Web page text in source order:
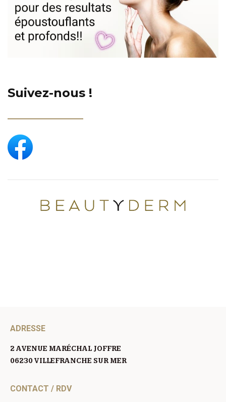
Suivez-nous !
ADRESSE
2 AVENUE MARÉCHAL JOFFRE
06230 VILLEFRANCHE SUR MER
CONTACT / RDV